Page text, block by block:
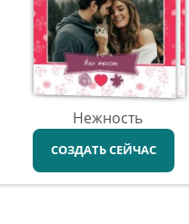
Нежность
СОЗДАТЬ СЕЙЧАС